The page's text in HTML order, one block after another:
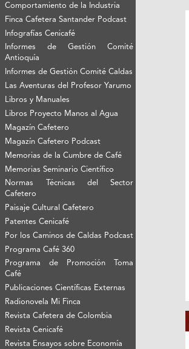
Comportamiento de la Industria
Finca Cafetera Santander Podcast
Infografías Cenicafé
Informes de Gestión Comité
Antioquía
Informes de Gestión Comité Caldas
Las Aventuras del Profesor Yarumo
Libros y Manuales
Libros Proyecto Manos al Agua
Magazín Cafetero
Magazín Cafetero Podcast
Memorias de la Cumbre de Café
Memorias Seminario Científico
Normas Técnicas del Sector
Cafetero
Paisaje Cultural Cafetero
Patentes Cenicafé
Por los Caminos de Caldas Podcast
Programa Café 360
Programa de Promoción Toma
Café
Publicaciones Científicas Externas
Radionovela Mi Finca
Revista Cafetera de Colombia
Revista Cenicafé
Revista Ensayos sobre Economía